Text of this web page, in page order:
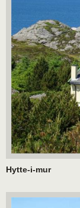
Hytte-i-mur